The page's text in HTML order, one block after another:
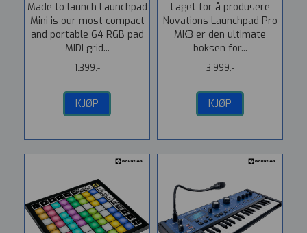
Made to launch Launchpad
Mini is our most compact
and portable 64 RGB pad
MIDI grid...
1.399,-
KJØP
Laget for å produsere
Novations Launchpad Pro
MK3 er den ultimate
boksen for...
3.999,-
KJØP